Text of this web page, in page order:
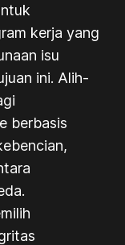
kerja yang
isu
ini. Alih-
berbasis